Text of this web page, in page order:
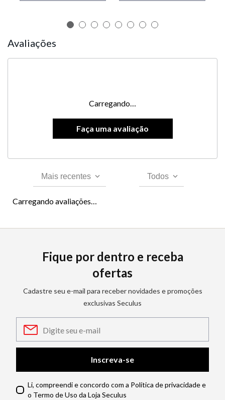
Avaliações
Carregando…
Mais recentes Todos
Carregando avaliações…
Fique por dentro e receba
ofertas
Cadastre seu e-mail para receber novidades e promoções
exclusivas Seculus
Inscreva-se
Li, compreendi e concordo com a Política de privacidade e
o Termo de Uso da Loja Seculus